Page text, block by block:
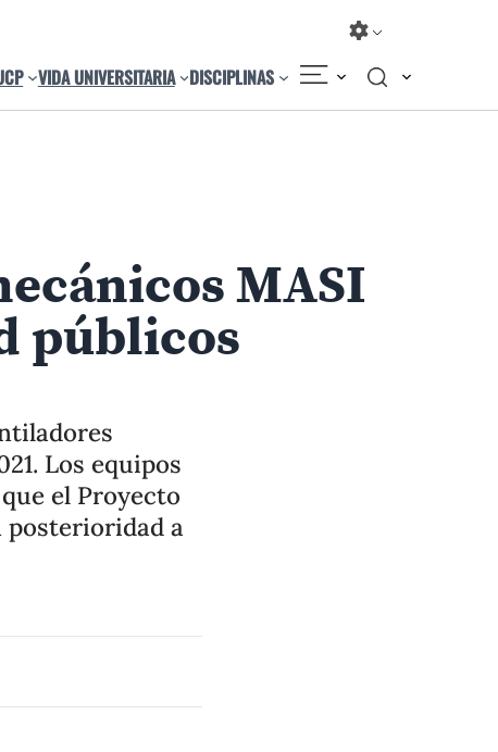
VIDA UNIVERSITARIA DISCIPLINAS
MASI
públicos
Los equipos
el Proyecto
posterioridad a